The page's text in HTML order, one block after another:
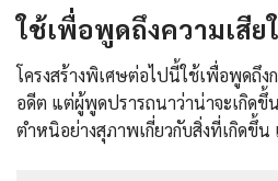
ใช้เพื่อพูดถึงความเสีย
โครงสร้างพิเศษต่อไปนี้ใช้เพื่อพูดถึง
อดีต แต่ผู้พูดปรารถนาว่าน่าจะเกิดขึ้
ตำหนิอย่างสุภาพเกี่ยวกับสิ่งที่เกิดขึ้น